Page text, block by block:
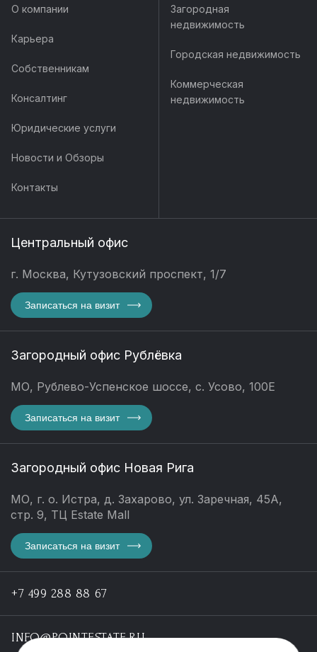
О компании
Карьера
Собственникам
Консалтинг
Юридические услуги
Новости и Обзоры
Контакты
Загородная
недвижимость
Городская недвижимость
Коммерческая
недвижимость
Центральный офис
г. Москва, Кутузовский проспект, 1/7
Записаться на визит
Загородный офис Рублёвка
МО, Рублево-Успенское шоссе, с. Усово, 100Е
Записаться на визит
Загородный офис Новая Рига
МО, г. о. Истра, д. Захарово, ул. Заречная, 45А,
стр. 9, ТЦ Estate Mall
Записаться на визит
+7 499 288 88 67
INFO@POINTESTATE.RU